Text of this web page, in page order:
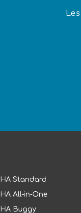
Standard
All-in-One
Buggy